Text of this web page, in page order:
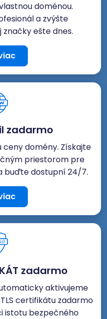
doménou.
a zvýšte
ešte dnes.
zadarmo
domény. Získajte
priestorom pre
buďte dostupní 24/7.
zadarmo
aktivujeme
certifikátu zadarmo
istotu bezpečného